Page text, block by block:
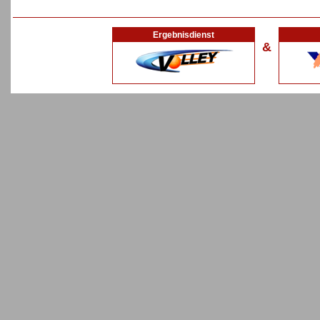
Ergebnisdienst
&